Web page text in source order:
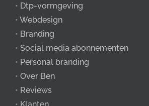
• Dtp-vormgeving
• Webdesign
• Branding
• Social media abonnementen
• Personal branding
• Over Ben
• Reviews